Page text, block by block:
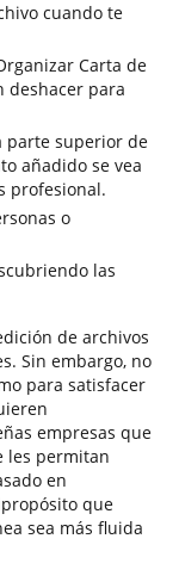
cuando te
Carta de
deshacer para
parte superior de
añadido se vea
profesional.
o
las
de archivos
Sin embargo, no
para satisfacer
empresas que
les permitan
en
que
sea más fluida